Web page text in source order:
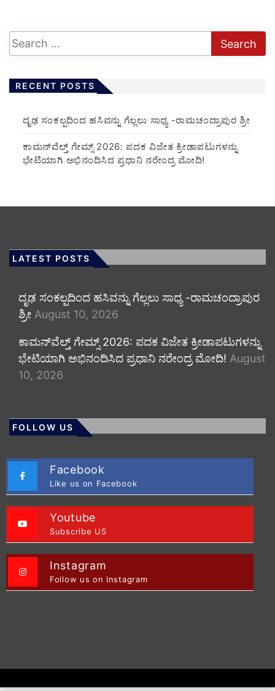
RECENT POSTS
ದೃಢ ಸಂಕಲ್ಪದಿಂದ ಹಸಿವನ್ನು ಗೆಲ್ಲಲು ಸಾಧ್ಯ -ರಾಮಚಂದ್ರಾಪುರ ಶ್ರೀ
ಕಾಮನ್‌ವೆಲ್ತ್ ಗೇಮ್ಸ್ 2026: ಪದಕ ವಿಜೇತ ಕ್ರೀಡಾಪಟುಗಳನ್ನು
ಭೇಟಿಯಾಗಿ ಅಭಿನಂದಿಸಿದ ಪ್ರಧಾನಿ ನರೇಂದ್ರ ಮೋದಿ!
LATEST POSTS
ದೃಢ ಸಂಕಲ್ಪದಿಂದ ಹಸಿವನ್ನು ಗೆಲ್ಲಲು ಸಾಧ್ಯ -ರಾಮಚಂದ್ರಾಪುರ
ಶ್ರೀ August 10, 2026
ಕಾಮನ್‌ವೆಲ್ತ್ ಗೇಮ್ಸ್ 2026: ಪದಕ ವಿಜೇತ ಕ್ರೀಡಾಪಟುಗಳನ್ನು
ಭೇಟಿಯಾಗಿ ಅಭಿನಂದಿಸಿದ ಪ್ರಧಾನಿ ನರೇಂದ್ರ ಮೋದಿ! August
10, 2026
FOLLOW US
Facebook
Like us on Facebook
Youtube
Subscribe US
Instagram
Follow us on Instagram